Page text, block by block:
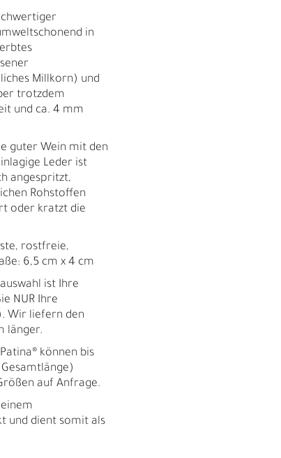
Ü
R
in
Millkorn) und
trotzdem
und ca. 4 mm
guter Wein mit den
Leder ist
angespritzt,
Rohstoffen
oder kratzt die
rostfreie,
6,5 cm x 4 cm
ist Ihre
NUR Ihre
Wir liefern den
länger.
können bis
auf Anfrage.
und dient somit als